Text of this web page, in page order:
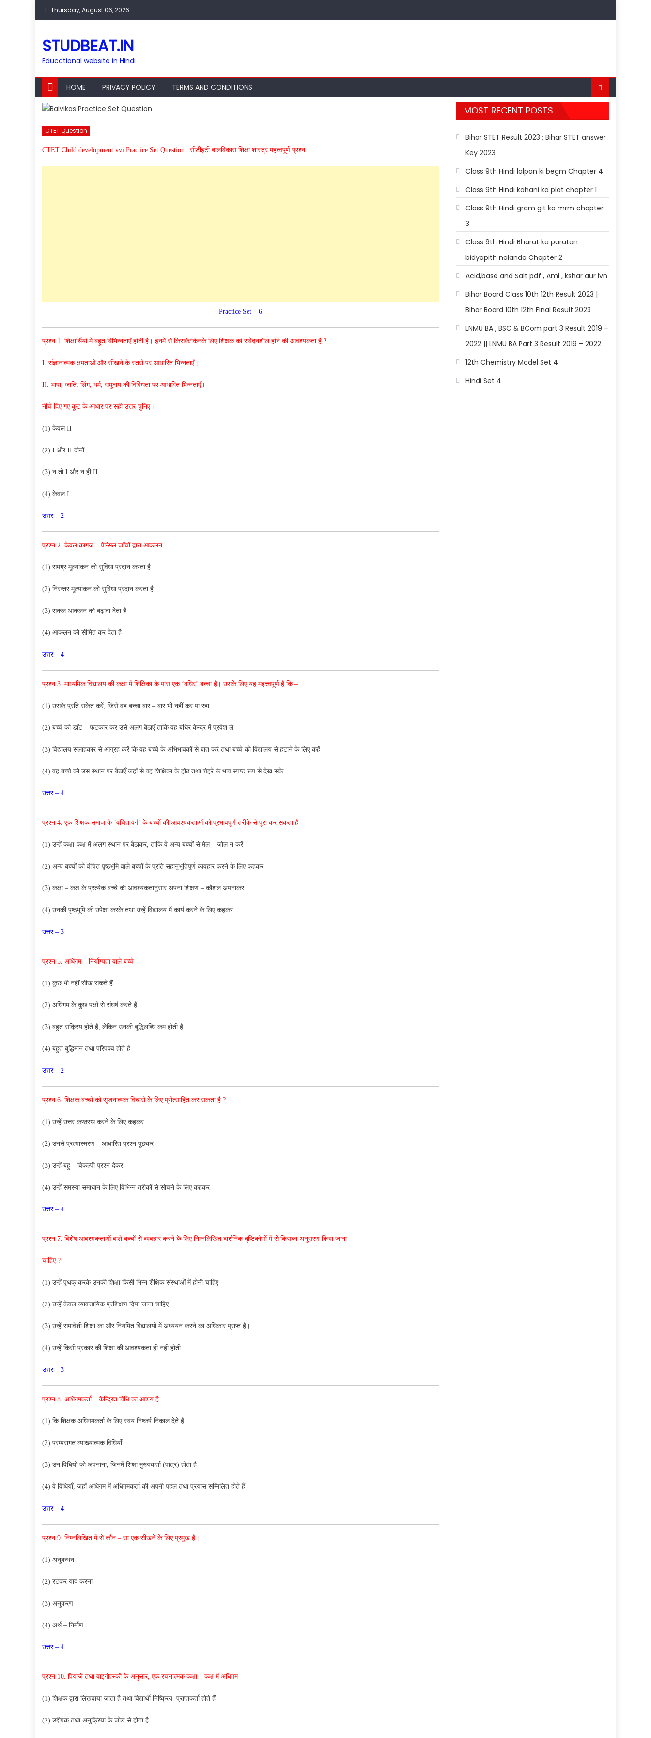
Skip
Thursday, August 06, 2026
STUDBEAT.IN
Educational website in Hindi
HOME PRIVACY POLICY TERMS AND CONDITIONS
CTET Question
CTET Child development vvi Practice Set Question | सीटीइटी बालविकास शिक्षा शास्त्र महत्वपूर्ण प्रश्न
Practice Set – 6
प्रश्न 1. शिक्षार्थियों में बहुत विभिन्नताएँ होती हैं। इनमें से किसके/किनके लिए शिक्षक को संवेदनशील होने की आवश्यकता है ?
I. संज्ञानात्मक क्षमताओं और सीखने के स्तरों पर आधारित भिन्नताएँ।
II. भाषा, जाति, लिंग, धर्म, समुदाय की विविधता पर आधारित भिन्नताएँ।
नीचे दिए गए कूट के आधार पर सही उत्तर चुनिए।
(1) केवल II
(2) I और II दोनों
(3) न तो I और न ही II
(4) केवल I
उत्तर – 2
प्रश्न 2. केवल कागज – पेन्सिल जाँचों द्वारा आकलन –
(1) समग्र मूल्यांकन को सुविधा प्रदान करता है
(2) निरन्तर मूल्यांकन को सुविधा प्रदान करता है
(3) सकल आकलन को बढ़ावा देता है
(4) आकलन को सीमित कर देता है
उत्तर – 4
प्रश्न 3. माध्यमिक विद्यालय की कक्षा में शिक्षिका के पास एक ‘बधिर’ बच्चा है। उसके लिए यह महत्त्वपूर्ण है कि –
(1) उसके प्रति संकेत करें, जिसे वह बच्चा बार – बार भी नहीं कर पा रहा
(2) बच्चे को डाँट – फटकार कर उसे अलग बैठाएँ ताकि वह बधिर केन्द्र में प्रवेश ले
(3) विद्यालय सलाहकार से आग्रह करें कि वह बच्चे के अभिभावकों से बात करे तथा बच्चे को विद्यालय से हटाने के लिए कहें
(4) वह बच्चे को उस स्थान पर बैठाएँ जहाँ से वह शिक्षिका के होंठ तथा चेहरे के भाव स्पष्ट रूप से देख सके
उत्तर – 4
प्रश्न 4. एक शिक्षक समाज के ‘वंचित वर्ग’ के बच्चों की आवश्यकताओं को प्रभावपूर्ण तरीके से पूरा कर सकता है –
(1) उन्हें कक्षा-कक्ष में अलग स्थान पर बैठाकर, ताकि वे अन्य बच्चों से मेल – जोल न करें
(2) अन्य बच्चों को वंचित पृष्ठभूमि वाले बच्चों के प्रति सहानुभूतिपूर्ण व्यवहार करने के लिए कहकर
(3) कक्षा – कक्ष के प्रत्येक बच्चे की आवश्यकतानुसार अपना शिक्षण – कौशल अपनाकर
(4) उनकी पृष्ठभूमि की उपेक्षा करके तथा उन्हें विद्यालय में कार्य करने के लिए कहकर
उत्तर – 3
प्रश्न 5. अधिगम – निर्योग्यता वाले बच्चे –
(1) कुछ भी नहीं सीख सकते हैं
(2) अधिगम के कुछ पक्षों से संघर्ष करते हैं
(3) बहुत सक्रिय होते हैं, लेकिन उनकी बुद्धिलब्धि कम होती है
(4) बहुत बुद्धिमान तथा परिपक्व होते हैं
उत्तर – 2
प्रश्न 6. शिक्षक बच्चों को सृजनात्मक विचारों के लिए प्रोत्साहित कर सकता है ?
(1) उन्हें उत्तर कण्ठस्थ करने के लिए कहकर
(2) उनसे प्रत्यास्मरण – आधारित प्रश्न पूछकर
(3) उन्हें बहु – विकल्पी प्रश्न देकर
(4) उन्हें समस्या समाधान के लिए विभिन्न तरीकों से सोचने के लिए कहकर
उत्तर – 4
प्रश्न 7. विशेष आवश्यकताओं वाले बच्चों से व्यवहार करने के लिए निम्नलिखित दार्शनिक दृष्टिकोणों में से किसका अनुसरण किया जाना
चाहिए ?
(1) उन्हें पृथक् करके उनकी शिक्षा किसी भिन्न शैक्षिक संस्थाओं में होनी चाहिए
(2) उन्हें केवल व्यावसायिक प्रशिक्षण दिया जाना चाहिए
(3) उन्हें समावेशी शिक्षा का और नियमित विद्यालयों में अध्ययन करने का अधिकार प्राप्त है।
(4) उन्हें किसी प्रकार की शिक्षा की आवश्यकता ही नहीं होती
उत्तर – 3
प्रश्न 8. अधिगमकर्ता – केन्द्रित विधि का आशय है –
(1) कि शिक्षक अधिगमकर्ता के लिए स्वयं निष्कर्ष निकाल देते हैं
(2) परम्परागत व्याख्यात्मक विधियाँ
(3) उन विधियों को अपनाना, जिनमें शिक्षा मुख्यकर्ता (पात्र) होता है
(4) वे विधियाँ, जहाँ अधिगम में अधिगमकर्ता की अपनी पहल तथा प्रयास सम्मिलित होते हैं
उत्तर – 4
प्रश्न 9. निम्नलिखित में से कौन – सा एक सीखने के लिए प्रमुख है।
(1) अनुबन्धन
(2) रटकर याद करना
(3) अनुकरण
(4) अर्थ – निर्माण
उत्तर – 4
प्रश्न 10. पियाजे तथा वाइगोत्स्की के अनुसार, एक रचनात्मक कक्षा – कक्ष में अधिगम –
(1) शिक्षक द्वारा लिखवाया जाता है तथा विद्यार्थी निष्क्रिय प्राप्तकर्ता होते हैं
(2) उद्दीपक तथा अनुक्रिया के जोड़ से होता है
MOST RECENT POSTS
Bihar STET Result 2023 ; Bihar STET answer
Key 2023
Class 9th Hindi lalpan ki begm Chapter 4
Class 9th Hindi kahani ka plat chapter 1
Class 9th Hindi gram git ka mrm chapter
3
Class 9th Hindi Bharat ka puratan
bidyapith nalanda Chapter 2
Acid,base and Salt pdf , Aml , kshar aur lvn
Bihar Board Class 10th 12th Result 2023 |
Bihar Board 10th 12th Final Result 2023
LNMU BA , BSC & BCom part 3 Result 2019 –
2022 || LNMU BA Part 3 Result 2019 – 2022
12th Chemistry Model Set 4
Hindi Set 4